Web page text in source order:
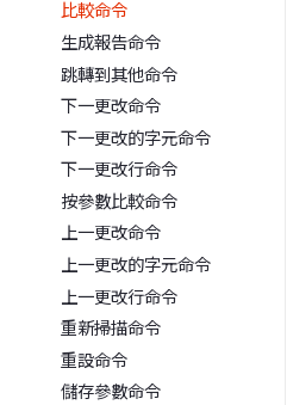
比較命令
生成報告命令
跳轉到其他命令
下一更改命令
下一更改的字元命令
下一更改行命令
按參數比較命令
上一更改命令
上一更改的字元命令
上一更改行命令
重新掃描命令
重設命令
儲存參數命令